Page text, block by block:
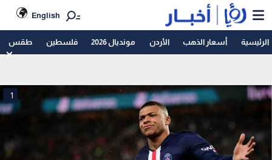
English
الرئيسية أسعار الذهب الأردن مونديال 2026 فلسطين طقس
1